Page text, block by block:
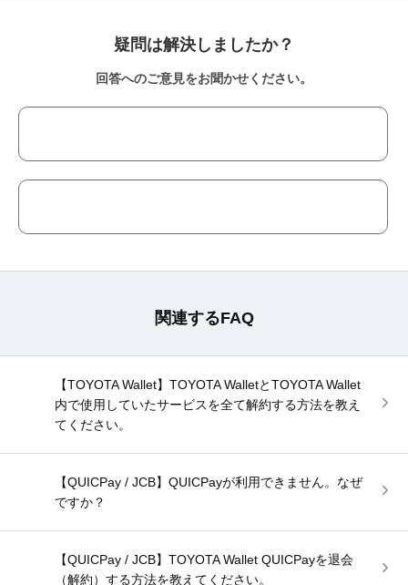
疑問は解決しましたか？
回答へのご意見をお聞かせください。
関連するFAQ
【TOYOTA Wallet】TOYOTA WalletとTOYOTA Wallet
内で使用していたサービスを全て解約する方法を教え
てください。
【QUICPay / JCB】QUICPayが利用できません。なぜ
ですか？
【QUICPay / JCB】TOYOTA Wallet QUICPayを退会
（解約）する方法を教えてください。